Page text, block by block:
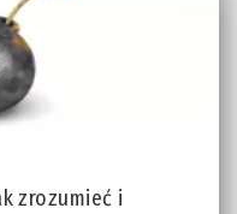
zrozumieć i